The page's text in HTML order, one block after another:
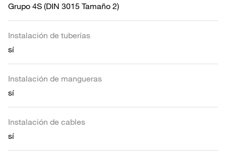
Grupo 4S (DIN 3015 Tamaño 2)
Instalación de tuberías
sí
Instalación de mangueras
sí
Instalación de cables
sí